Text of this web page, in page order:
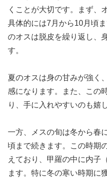
くことが大切です。まず、
具体的には7月から10月頃
のオスは脱皮を繰り返し、
す。
夏のオスは身の甘みが強く
感になります。また、この
り、手に入れやすいのも嬉
一方、メスの旬は冬から春
頃まで続きます。この時期
えており、甲羅の中に内子
ます。特に冬の寒い時期に